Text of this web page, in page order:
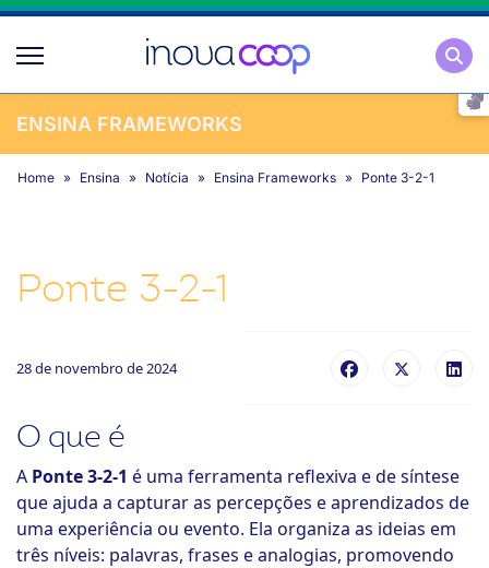
ENSINA FRAMEWORKS
Home Ensina Notícia Ensina Frameworks Ponte 3-2-1
Ponte 3-2-1
28 de novembro de 2024
O que é
A Ponte 3-2-1 é uma ferramenta reflexiva e de síntese
que ajuda a capturar as percepções e aprendizados de
uma experiência ou evento. Ela organiza as ideias em
três níveis: palavras, frases e analogias, promovendo